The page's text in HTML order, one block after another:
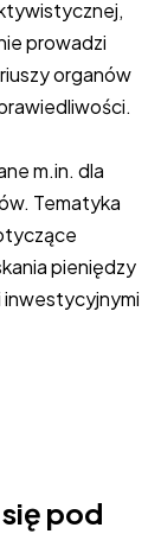
prowadzi
organów
m.in. dla
Tematyka
pieniędzy
pod